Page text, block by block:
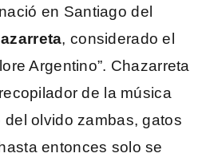
en Santiago del
, considerado el
Argentino”. Chazarreta
de la música
olvido zambas, gatos
entonces solo se